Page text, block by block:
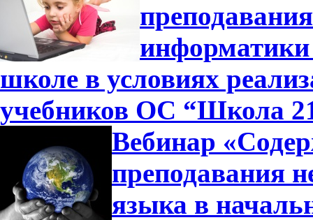
информатики
школе в условиях
учебников ОС “Школа
Вебинар
преподавания
языка в